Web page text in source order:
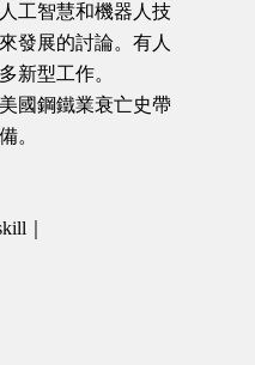
工智慧和機器人技
發展的討論。有人
新型工作。
國鋼鐵業衰亡史帶
。
｜